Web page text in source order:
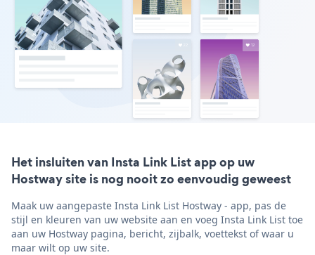
Het insluiten van Insta Link List app op uw
Hostway site is nog nooit zo eenvoudig geweest
Maak uw aangepaste Insta Link List Hostway - app, pas de
stijl en kleuren van uw website aan en voeg Insta Link List toe
aan uw Hostway pagina, bericht, zijbalk, voettekst of waar u
maar wilt op uw site.